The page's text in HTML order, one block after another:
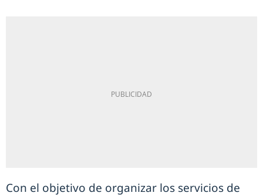
Con el objetivo de organizar los servicios de